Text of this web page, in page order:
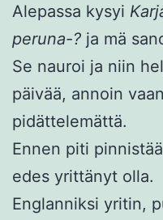
Alepassa kysyi
peruna-? ja mä
Se nauroi ja niin
päivää, annoin
pidättelemättä.
Ennen piti
edes yrittänyt olla.
Englanniksi yritin,